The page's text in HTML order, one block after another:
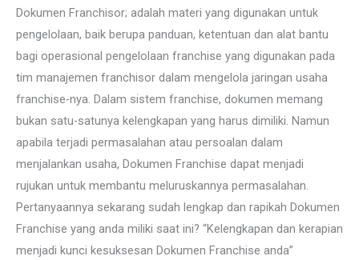
Dokumen Franchisor; adalah materi yang digunakan untuk
pengelolaan, baik berupa panduan, ketentuan dan alat bantu
bagi operasional pengelolaan franchise yang digunakan pada
tim manajemen franchisor dalam mengelola jaringan usaha
franchise-nya. Dalam sistem franchise, dokumen memang
bukan satu-satunya kelengkapan yang harus dimiliki. Namun
apabila terjadi permasalahan atau persoalan dalam
menjalankan usaha, Dokumen Franchise dapat menjadi
rujukan untuk membantu meluruskannya permasalahan.
Pertanyaannya sekarang sudah lengkap dan rapikah Dokumen
Franchise yang anda miliki saat ini? “Kelengkapan dan kerapian
menjadi kunci kesuksesan Dokumen Franchise anda”